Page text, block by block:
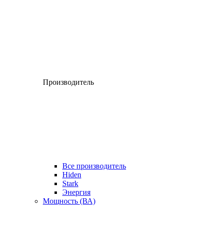
Производитель
Все производитель
Hiden
Stark
Энергия
Мощность (ВА)